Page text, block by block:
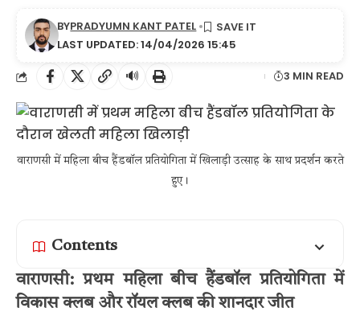
LAST UPDATED: 14/04/2026 15:45
BYPRADYUMN KANT PATEL
🔊 3 MIN READ
वाराणसी में महिला बीच हैंडबॉल प्रतियोगिता में खिलाड़ी उत्साह के साथ प्रदर्शन करते
हुए।
Contents
वाराणसी: प्रथम महिला बीच हैंडबॉल प्रतियोगिता में
विकास क्लब और रॉयल क्लब की शानदार जीत